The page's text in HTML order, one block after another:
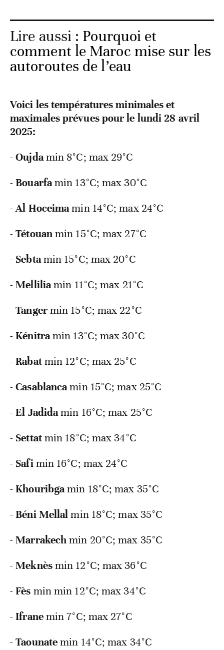
Lire aussi : Pourquoi et
comment le Maroc mise sur les
autoroutes de l’eau
Voici les températures minimales et
maximales prévues pour le lundi 28 avril
2025:
-Oujdamin 8°C; max 29°C
-Bouarfamin 13°C; max 30°C
-Al Hoceimamin 14°C; max 24°C
-Tétouanmin 15°C; max 27°C
- Sebtamin 15°C; max 20°C
-Melliliamin 11°C; max 21°C
-Tangermin 15°C; max 22°C
-Kénitramin 13°C; max 30°C
-Rabatmin 12°C; max 25°C
-Casablancamin 15°C; max 25°C
-El Jadidamin 16°C; max 25°C
- Settatmin 18°C; max 34°C
- Safimin 16°C; max 24°C
-Khouribgamin 18°C; max 35°C
-Béni Mellalmin 18°C; max 35°C
-Marrakechmin 20°C; max 35°C
-Meknèsmin 12°C; max 36°C
-Fès min min 12°C; max 34°C
-Ifranemin 7°C; max 27°C
-Taounatemin 14°C; max 34°C